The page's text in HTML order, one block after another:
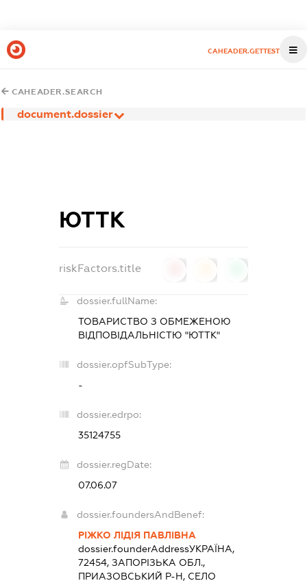
CAHEADER.GETTEST
CAHEADER.SEARCH
document.dossier
ЮТТК
riskFactors.title
dossier.fullName:
ТОВАРИСТВО З ОБМЕЖЕНОЮ
ВІДПОВІДАЛЬНІСТЮ "ЮТТК"
dossier.opfSubType:
-
dossier.edrpo:
35124755
dossier.regDate:
07.06.07
dossier.foundersAndBenef:
РІЖКО ЛІДІЯ ПАВЛІВНА
dossier.founderAddressУКРАЇНА,
72454, ЗАПОРІЗЬКА ОБЛ.,
ПРИАЗОВСЬКИЙ Р-Н, СЕЛО